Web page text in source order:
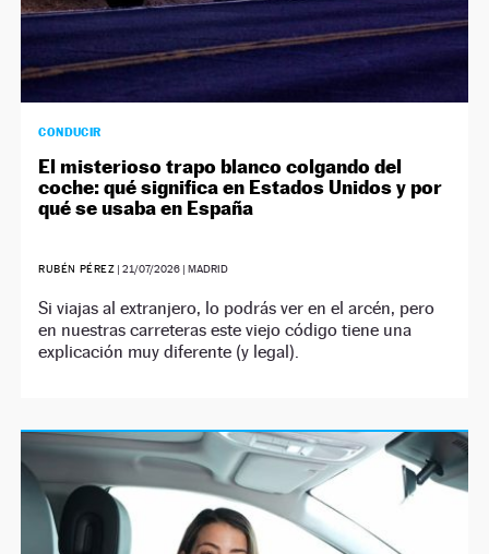
CONDUCIR
El misterioso trapo blanco colgando del
coche: qué significa en Estados Unidos y por
qué se usaba en España
RUBÉN PÉREZ |21/07/2026 | MADRID
Si viajas al extranjero, lo podrás ver en el arcén, pero
en nuestras carreteras este viejo código tiene una
explicación muy diferente (y legal).